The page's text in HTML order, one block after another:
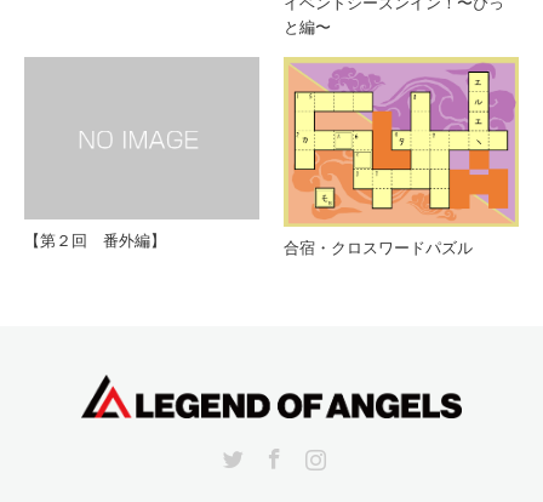
と編〜
【第２回 番外編】 合宿・クロスワードパズル